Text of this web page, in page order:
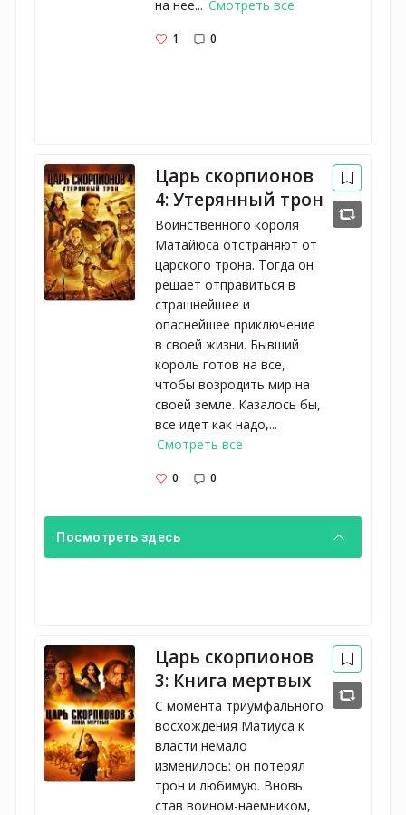
на нее... Смотреть все
1 0
Царь скорпионов
4: Утерянный трон
Воинственного короля
Матайюса отстраняют от
царского трона. Тогда он
решает отправиться в
страшнейшее и
опаснейшее приключение
в своей жизни. Бывший
король готов на все,
чтобы возродить мир на
своей земле. Казалось бы,
все идет как надо,...
Смотреть все
0 0
Посмотреть здесь
Царь скорпионов
3: Книга мертвых
С момента триумфального
восхождения Матиуса к
власти немало
изменилось: он потерял
трон и любимую. Вновь
став воином-наемником,